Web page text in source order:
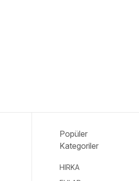
Popüler
Kategoriler
HIRKA